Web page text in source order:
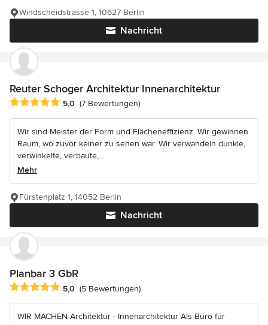
Nachricht
Windscheidstrasse 1, 10627 Berlin
Reuter Schoger Architektur Innenarchitektur
Durchschnittliche Bewertung: 5 von 5 Sternen
5,0 (7 Bewertungen)
Wir sind Meister der Form und Flächeneffizienz. Wir gewinnen
Raum, wo zuvor keiner zu sehen war. Wir verwandeln dunkle,
verwinkelte, verbaute,...
Mehr
Nachricht
Fürstenplatz 1, 14052 Berlin
Planbar 3 GbR
Durchschnittliche Bewertung: 5 von 5 Sternen
5,0 (5 Bewertungen)
WIR MACHEN Architektur - Innenarchitektur Als Büro für